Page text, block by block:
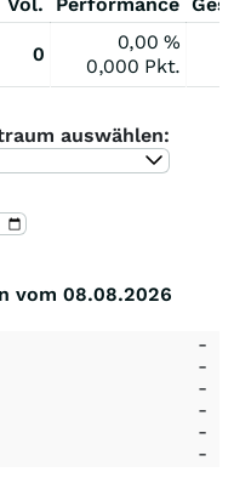
0
0,00%
0,000 Pkt.
auswählen:
vom 08.08.2026
-
-
-
-
-
-